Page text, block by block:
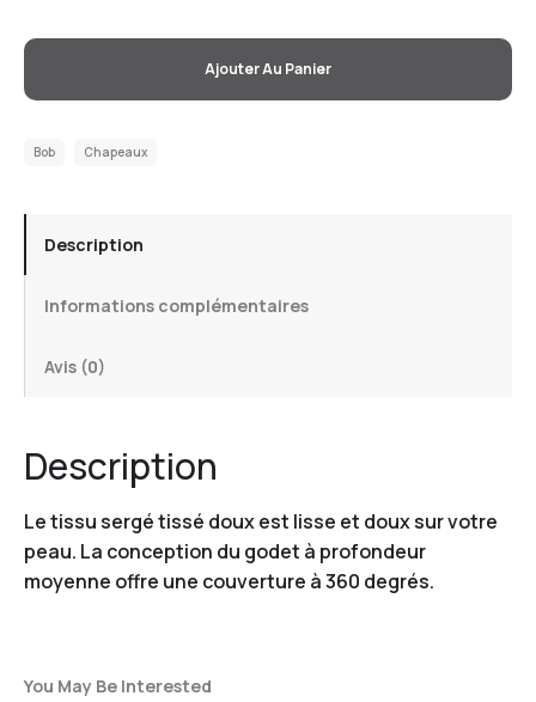
Ajouter Au Panier
Bob Chapeaux
Description
Informations complémentaires
Avis (0)
Description
Le tissu sergé tissé doux est lisse et doux sur votre
peau. La conception du godet à profondeur
moyenne offre une couverture à 360 degrés.
You May Be Interested